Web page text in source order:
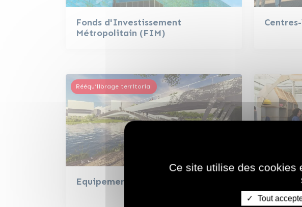
Fonds d'Investissement
Métropolitain (FIM)
Equipements structurants
Rééquilibrage territorial
Ce site utilise des cookies
Tout